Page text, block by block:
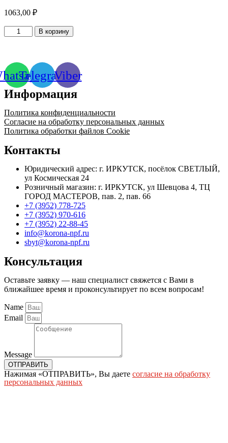
1063,00 ₽
Количество
товара
Св
08
Г2с
1,0
кг)
В корзину
TelegramViber
Информация
Политика конфиденциальности
Согласие на обработку персональных данных
Политика обработки файлов Cookie
Контакты
Юридический адрес: г. ИРКУТСК, посёлок СВЕТЛЫЙ,
ул Космическая 24
Розничный магазин: г. ИРКУТСК, ул Шевцова 4, ТЦ
ГОРОД МАСТЕРОВ, пав. 2, пав. 66
+7 (3952) 778-725
+7 (3952) 970-616
+7 (3952) 22-88-45
info@korona-npf.ru
sbyt@korona-npf.ru
Консультация
Оставьте заявку — наш специалист свяжется с Вами в
ближайшее время и проконсультирует по всем вопросам!
Name
Email
Message
ОТПРАВИТЬ
Нажимая «ОТПРАВИТЬ», Вы даете согласие на обработку
персональных данных